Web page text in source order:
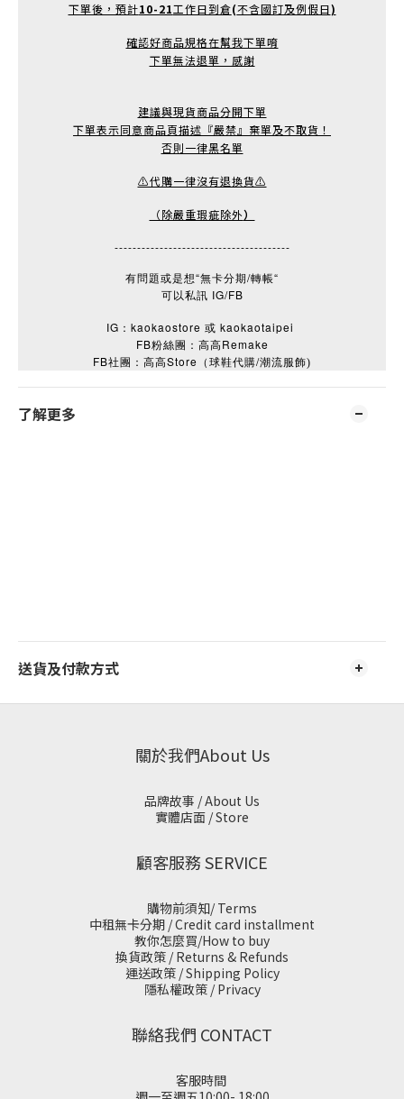
下單後，預計10-21工作日到倉(不含國訂及例假日)
確認好商品規格在幫我下單唷
下單無法退單，感謝
建議與現貨商品分開下單
下單表示同意商品頁描述『嚴禁』棄單及不取貨！
否則一律黑名單
⚠️代購一律沒有退換貨⚠️
（除嚴重瑕疵除外）
---------------------------------------
有問題或是想“無卡分期/轉帳“
可以私訊 IG/FB
IG：kaokaostore 或 kaokaotaipei
FB粉絲團：高高Remake
FB社團：高高Store （球鞋代購/潮流服飾)
了解更多
送貨及付款方式
關於我們About Us
品牌故事 / About Us
實體店面 / Store
顧客服務 SERVICE
購物前須知/ Terms
中租無卡分期 / Credit card installment
教你怎麼買/How to buy
換貨政策 / Returns & Refunds
運送政策 / Shipping Policy
隱私權政策 / Privacy
聯絡我們 CONTACT
客服時間